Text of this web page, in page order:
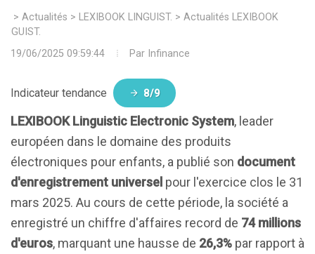
> Actualités > LEXIBOOK LINGUIST. > Actualités LEXIBOOK
19/06/2025 09:59:44
Par Infinance
Indicateur tendance 8/9
LEXIBOOK Linguistic Electronic System, leader
européen dans le domaine des produits
électroniques pour enfants, a publié son document
d'enregistrement universel pour l'exercice clos le 31
mars 2025. Au cours de cette période, la société a
enregistré un chiffre d'affaires record de 74 millions
d'euros, marquant une hausse de 26,3% par rapport à